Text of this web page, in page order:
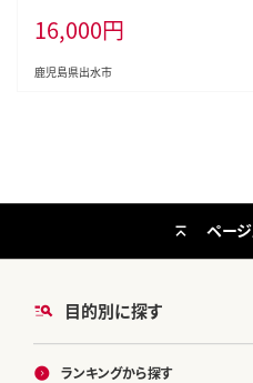
焼酎ハイボール お急ぎ便 スピード
発送 出水酒造 神酒造 25度 逸品
本格焼酎 人気 レア 【酒舗三浦屋】
16,000円
鹿児島県出水市
目的別に探す
ランキングから探す
ペー